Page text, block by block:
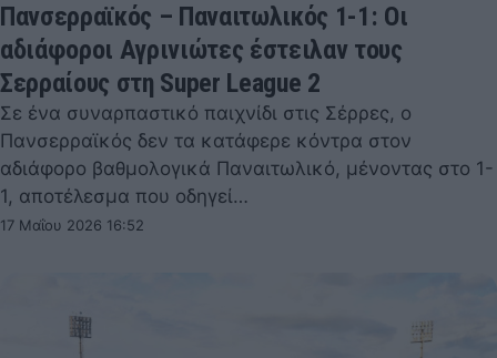
Πανσερραϊκός – Παναιτωλικός 1-1: Οι
αδιάφοροι Αγρινιώτες έστειλαν τους
Σερραίους στη Super League 2
Σε ένα συναρπαστικό παιχνίδι στις Σέρρες, ο
Πανσερραϊκός δεν τα κατάφερε κόντρα στον
αδιάφορο βαθμολογικά Παναιτωλικό, μένοντας στο 1-
1, αποτέλεσμα που οδηγεί…
17 Μαΐου 2026 16:52